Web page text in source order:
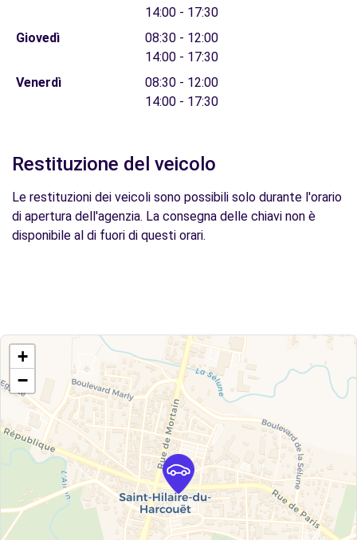
14:00 - 17:30
Giovedì
08:30 - 12:00
14:00 - 17:30
Venerdì
08:30 - 12:00
14:00 - 17:30
Restituzione del veicolo
Le restituzioni dei veicoli sono possibili solo durante l'orario
di apertura dell'agenzia. La consegna delle chiavi non è
disponibile al di fuori di questi orari.
+
−